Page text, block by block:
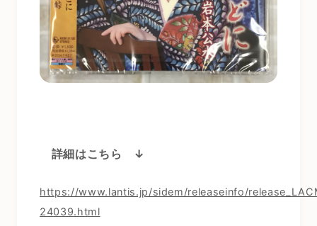
詳細はこちら ↓
https://www.lantis.jp/sidem/releaseinfo/
24039.html